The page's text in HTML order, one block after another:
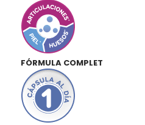
FÓRMULA COMPLET